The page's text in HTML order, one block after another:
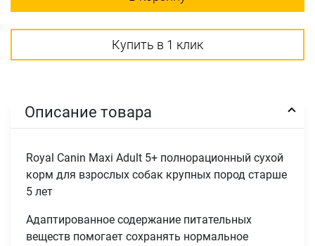
Купить в 1 клик
Описание товара
Royal Canin Maxi Adult 5+ полнорационный сухой
корм для взрослых собак крупных пород старше
5 лет
Адаптированное содержание питательных
веществ помогает сохранять нормальное